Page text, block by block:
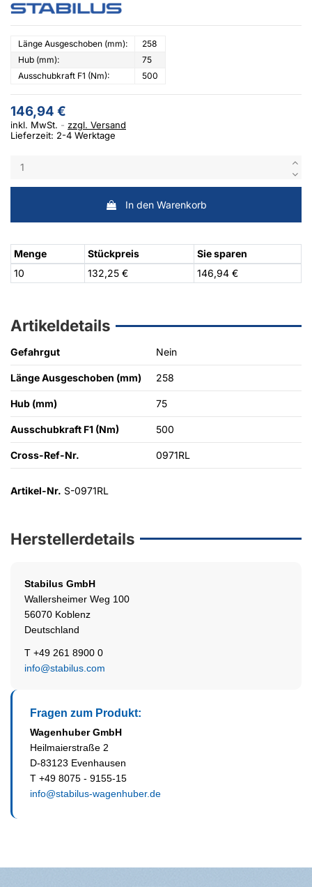
Länge Ausgeschoben (mm):
258
Hub (mm):
75
Ausschubkraft F1 (Nm):
500
146,94 €
inkl. MwSt.
zzgl. Versand
Lieferzeit: 2-4 Werktage
In den Warenkorb
Menge Stückpreis
Sie sparen
10
132,25 € 146,94 €
Artikeldetails
Gefahrgut Nein
Länge Ausgeschoben (mm) 258
Hub (mm) 75
Ausschubkraft F1 (Nm) 500
Cross-Ref-Nr. 0971RL
Artikel-Nr. S-0971RL
Herstellerdetails
Stabilus GmbH
Wallersheimer Weg 100
56070 Koblenz
Deutschland
T +49 261 8900 0
info@stabilus.com
Fragen zum Produkt:
Wagenhuber GmbH
Heilmaierstraße 2
D-83123 Evenhausen
T +49 8075 - 9155-15
info@stabilus-wagenhuber.de